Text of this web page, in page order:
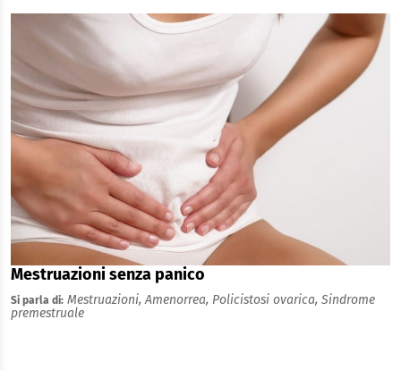
Mestruazioni senza panico
Si parla di: Mestruazioni,Amenorrea, Policistosi ovarica, Sindrome
premestruale